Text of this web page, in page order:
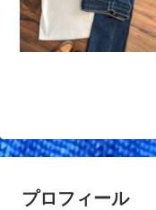
プロフィール